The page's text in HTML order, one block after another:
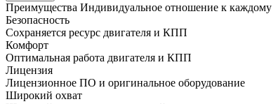
Преимущества Индивидуальное отношение к каждому
Безопасность
Сохраняется ресурс двигателя и КПП
Комфорт
Оптимальная работа двигателя и КПП
Лицензия
Лицензионное ПО и оригинальное оборудование
Широкий охват